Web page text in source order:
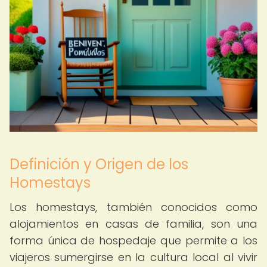
Definición y Origen de los
Homestays
Los homestays, también conocidos como
alojamientos en casas de familia, son una
forma única de hospedaje que permite a los
viajeros sumergirse en la cultura local al vivir